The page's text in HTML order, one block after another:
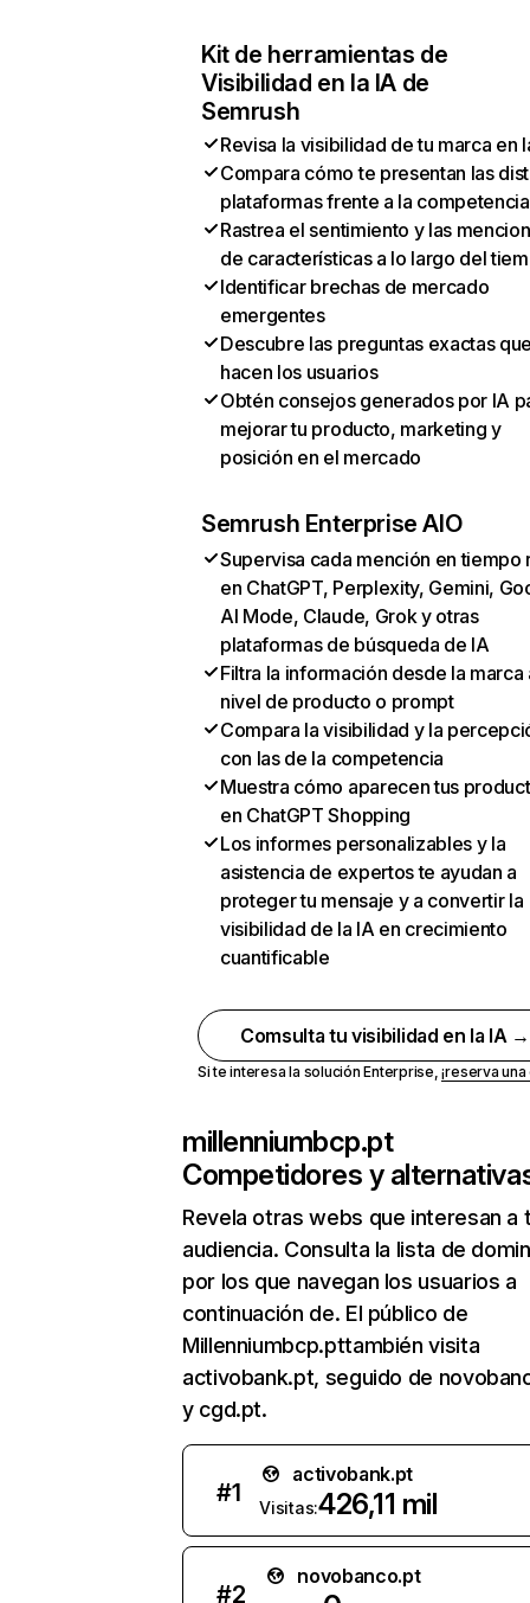
Kit de herramientas de
Visibilidad en la IA de
Semrush
Revisa la visibilidad de tu marca en
Compara cómo te presentan las
plataformas frente a la competencia
Rastrea el sentimiento y las
de características a lo largo del
Identificar brechas de mercado
emergentes
Descubre las preguntas exactas
hacen los usuarios
Obtén consejos generados por IA
mejorar tu producto, marketing y
posición en el mercado
Semrush Enterprise AIO
Supervisa cada mención en tiempo
en ChatGPT, Perplexity, Gemini,
AI Mode, Claude, Grok y otras
plataformas de búsqueda de IA
Filtra la información desde la marca
nivel de producto o prompt
Compara la visibilidad y la
con las de la competencia
Muestra cómo aparecen tus
en ChatGPT Shopping
Los informes personalizables y la
asistencia de expertos te ayudan a
proteger tu mensaje y a convertir la
visibilidad de la IA en crecimiento
cuantificable
Comsulta tu visibilidad en la IA →
Si te interesa la solución Enterprise,¡reserva
millenniumbcp.pt
Competidores y
Revela otras webs que interesan a
audiencia. Consulta la lista de
por los que navegan los usuarios a
continuación de. El público de
Millenniumbcp.pttambién visita
activobank.pt, seguido de
y cgd.pt.
#1
activobank.pt
Visitas:426,11 mil
#2
novobanco.pt